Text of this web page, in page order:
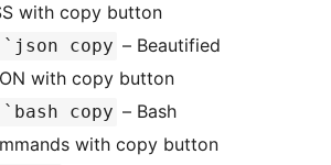
with copy button
copy – Beautified
with copy button
copy – Bash
with copy button